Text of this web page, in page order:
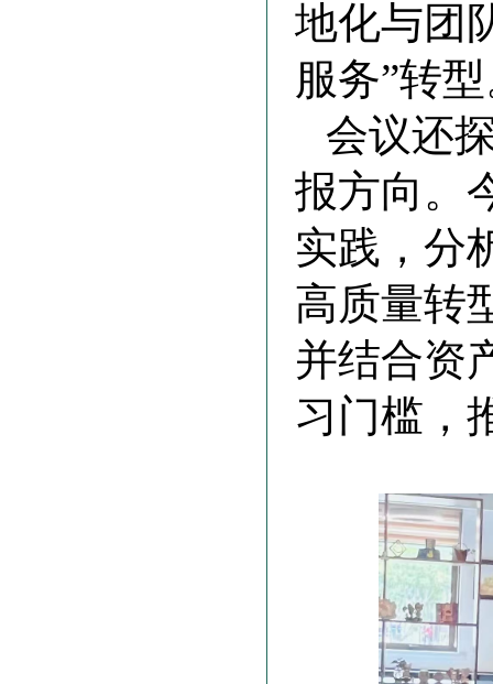
地化与团
服务”转
会议还
报方向。
实践，分
高质量转
并结合资
习门槛，